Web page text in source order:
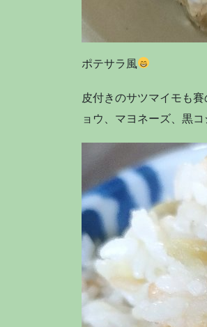
ポテサラ風
皮付きのサツマイモも
ョウ、マヨネーズ、黒